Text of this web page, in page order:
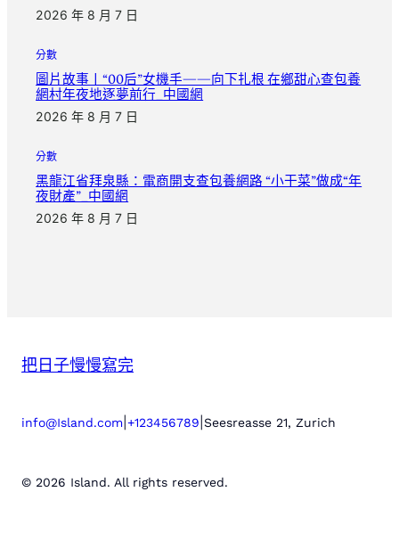
2026 年 8 月 7 日
分數
圖片故事丨“00后”女機手——向下扎根 在鄉甜心查包養
網村年夜地逐夢前行_中國網
2026 年 8 月 7 日
分數
黑龍江省拜泉縣：電商開支查包養網路 “小干菜”做成“年
夜財產”_中國網
2026 年 8 月 7 日
把日子慢慢寫完
info@Island.com +123456789 Seesreasse 21, Zurich
© 2026 Island. All rights reserved.